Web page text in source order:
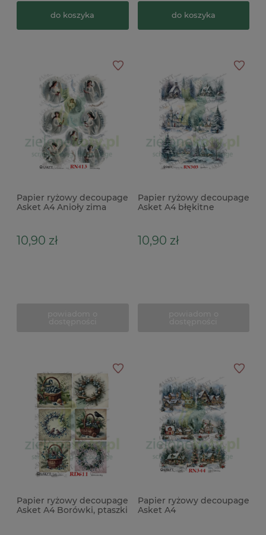
do koszyka do koszyka
Papier ryżowy decoupage
Asket A4 Anioły zima
10,90 zł
Papier ryżowy decoupage
Asket A4 błękitne
10,90 zł
Papier ryżowy decoupage
Asket A4 Borówki, ptaszki
Papier ryżowy decoupage
Asket A4